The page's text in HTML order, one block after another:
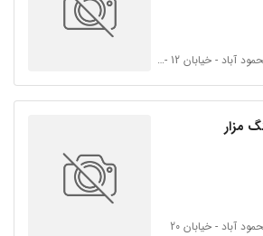
اصفهان - شهرک صنعتی محمود آباد - خیابان 12 - فرعی اول
مزار
آباد - خیابان 20